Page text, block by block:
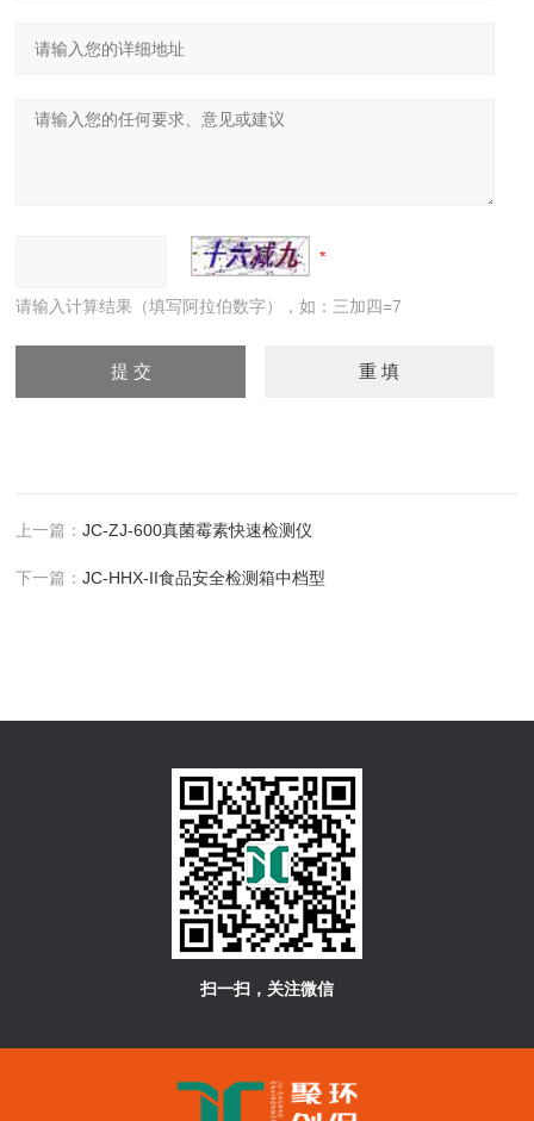
请输入计算结果（填写阿拉伯数字），如：三加四=7
上一篇：JC-ZJ-600真菌霉素快速检测仪
下一篇：JC-HHX-II食品安全检测箱中档型
扫一扫，关注微信